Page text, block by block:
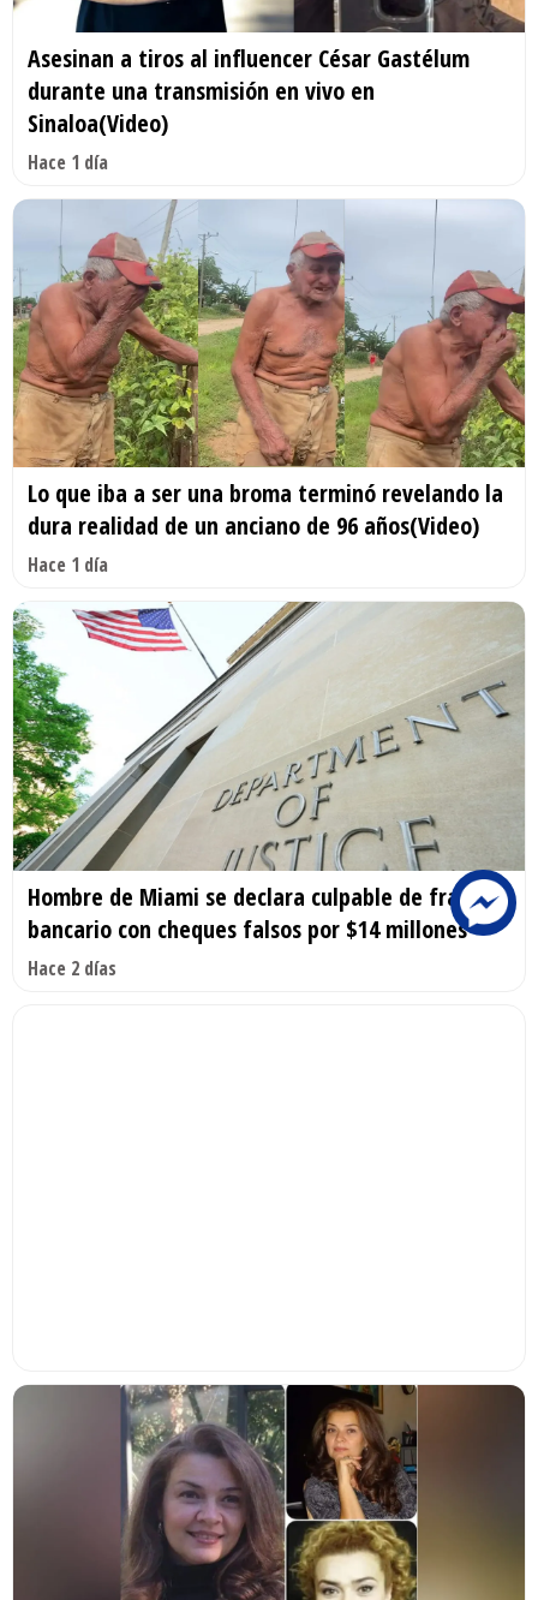
Asesinan a tiros al influencer César Gastélum
durante una transmisión en vivo en
Sinaloa(Video)
Hace 1 día
Lo que iba a ser una broma terminó revelando la
dura realidad de un anciano de 96 años(Video)
Hace 1 día
Hombre de Miami se declara culpable de fraude
bancario con cheques falsos por $14 millones
Hace 2 días